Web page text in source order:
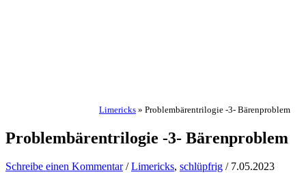
Limericks » Problembärentrilogie -3- Bärenproblem
Problembärentrilogie -3- Bärenproblem
Schreibe einen Kommentar /Limericks, schlüpfrig / 7.05.2023